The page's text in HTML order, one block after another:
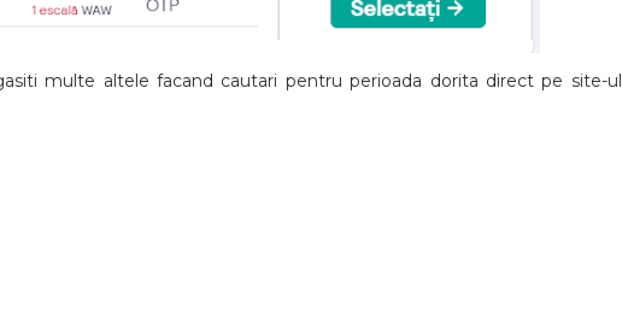
multe altele facand cautari pentru perioada dorita direct pe site-ul